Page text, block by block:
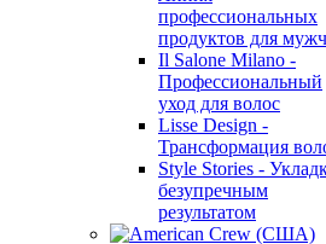
профессиональных
продуктов для
Il Salone Milano -
Профессиональный
уход для волос
Lisse Design -
Трансформация
Style Stories -
безупречным
результатом